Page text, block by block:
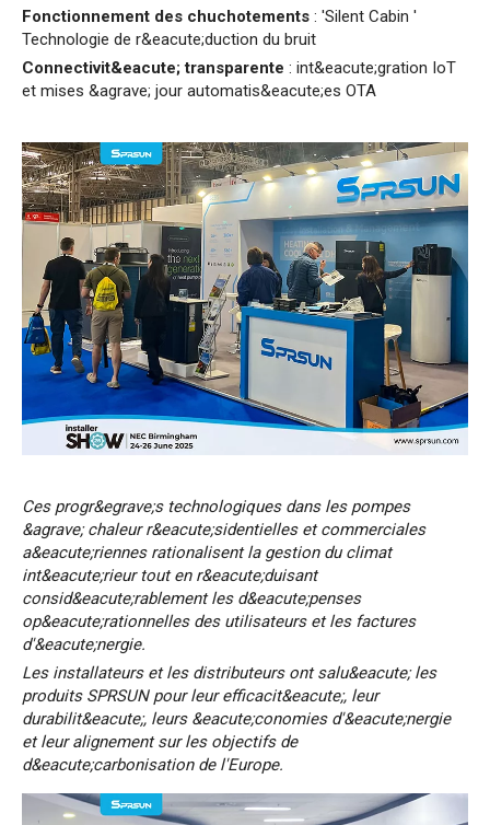
Fonctionnement des chuchotements : 'Silent Cabin '
Technologie de r&eacute;duction du bruit
Connectivit&eacute; transparente : int&eacute;gration IoT
et mises &agrave; jour automatis&eacute;es OTA
Ces progr&egrave;s technologiques dans les pompes
&agrave; chaleur r&eacute;sidentielles et commerciales
a&eacute;riennes rationalisent la gestion du climat
int&eacute;rieur tout en r&eacute;duisant
consid&eacute;rablement les d&eacute;penses
op&eacute;rationnelles des utilisateurs et les factures
d'&eacute;nergie.
Les installateurs et les distributeurs ont salu&eacute; les
produits SPRSUN pour leur efficacit&eacute;, leur
durabilit&eacute;, leurs &eacute;conomies d'&eacute;nergie
et leur alignement sur les objectifs de
d&eacute;carbonisation de l'Europe.